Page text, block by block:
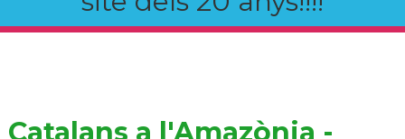
Catalans a l'Amazònia -